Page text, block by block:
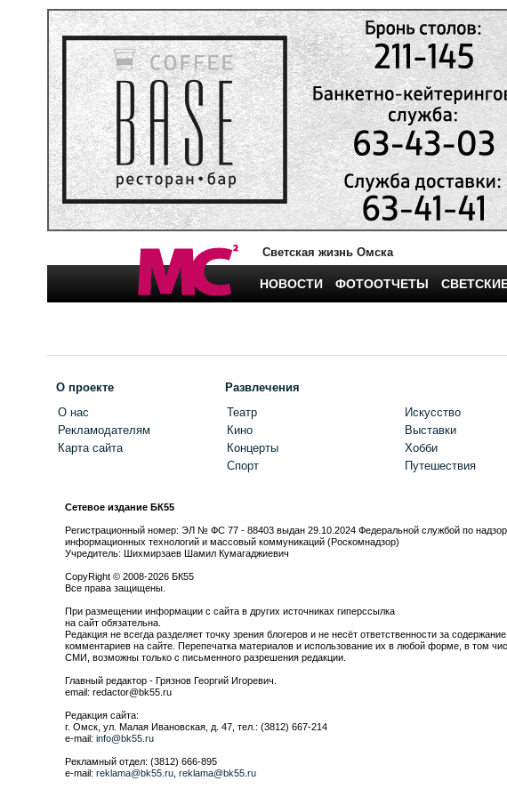
Светская жизнь Омска
НОВОСТИ ФОТООТЧЕТЫ
О проекте
О нас
Рекламодателям
Карта сайта
Развлечения
Театр
Кино
Концерты
Спорт
Искусство
Выставки
Хобби
Путешествия
Сетевое издание БК55
Регистрационный номер: ЭЛ № ФС 77 - 88403 выдан 29.10.2024 Федеральной службой по
информационных технологий и массовый коммуникаций (Роскомнадзор)
Учредитель: Шихмирзаев Шамил Кумагаджиевич
CopyRight © 2008-2026 БК55
Все права защищены.
При размещении информации с сайта в других источниках гиперссылка
на сайт обязательна.
Редакция не всегда разделяет точку зрения блогеров и не несёт ответственности за
комментариев на сайте. Перепечатка материалов и использование их в любой форме, в том
СМИ, возможны только с письменного разрешения редакции.
Главный редактор - Грязнов Георгий Игоревич.
email: redactor@bk55.ru
Редакция сайта:
г. Омск, ул. Малая Ивановская, д. 47, тел.: (3812) 667-214
e-mail: info@bk55.ru
Рекламный отдел: (3812) 666-895
e-mail: reklama@bk55.ru reklama@bk55.ru